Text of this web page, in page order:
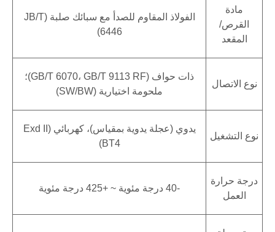
مادة
القرص/
المقعد
الفولاذ المقاوم للصدأ مع سبائك صلبة (JB/T
6446)
نوع الاتصال
ذات حواف (GB/T 6070، GB/T 9113 RF)؛
ملحومة اختيارية (SW/BW)
نوع التشغيل
يدوي (عجلة يدوية بمقياس)، كهربائي (Exd II
BT4)
درجة حرارة
العمل
-40 درجة مئوية ~ +425 درجة مئوية